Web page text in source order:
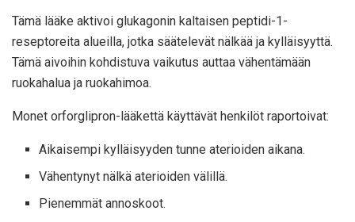
Tämä lääke aktivoi glukagonin kaltaisen peptidi-1-
reseptoreita alueilla, jotka säätelevät nälkää ja kylläisyyttä.
Tämä aivoihin kohdistuva vaikutus auttaa vähentämään
ruokahalua ja ruokahimoa.
Monet orforglipron-lääkettä käyttävät henkilöt raportoivat:
Aikaisempi kylläisyyden tunne aterioiden aikana.
Vähentynyt nälkä aterioiden välillä.
Pienemmät annoskoot.